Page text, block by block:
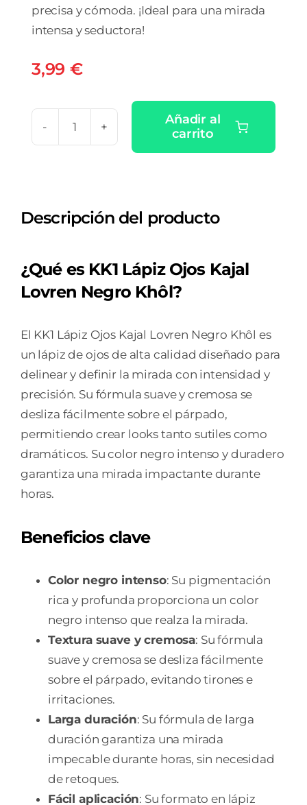
precisa y cómoda. ¡Ideal para una mirada
intensa y seductora!
3,99 €
KK1
LOVREN
cantidad
Añadir al
carrito
Descripción del producto
¿Qué es KK1 Lápiz Ojos Kajal
Lovren Negro Khôl?
El KK1 Lápiz Ojos Kajal Lovren Negro Khôl es
un lápiz de ojos de alta calidad diseñado para
delinear y definir la mirada con intensidad y
precisión. Su fórmula suave y cremosa se
desliza fácilmente sobre el párpado,
permitiendo crear looks tanto sutiles como
dramáticos. Su color negro intenso y duradero
garantiza una mirada impactante durante
horas.
Beneficios clave
Color negro intenso: Su pigmentación
rica y profunda proporciona un color
negro intenso que realza la mirada.
Textura suave y cremosa: Su fórmula
suave y cremosa se desliza fácilmente
sobre el párpado, evitando tirones e
irritaciones.
Larga duración: Su fórmula de larga
duración garantiza una mirada
impecable durante horas, sin necesidad
de retoques.
Fácil aplicación: Su formato en lápiz